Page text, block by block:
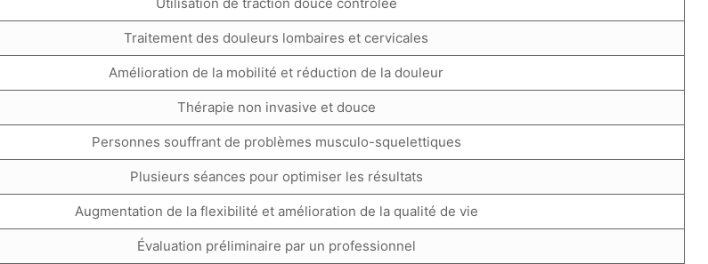
Traitement des douleurs lombaires et cervicales
Amélioration de la mobilité et réduction de la douleur
Thérapie non invasive et douce
Personnes souffrant de problèmes musculo-squelettiques
Plusieurs séances pour optimiser les résultats
Augmentation de la flexibilité et amélioration de la qualité de vie
Évaluation préliminaire par un professionnel